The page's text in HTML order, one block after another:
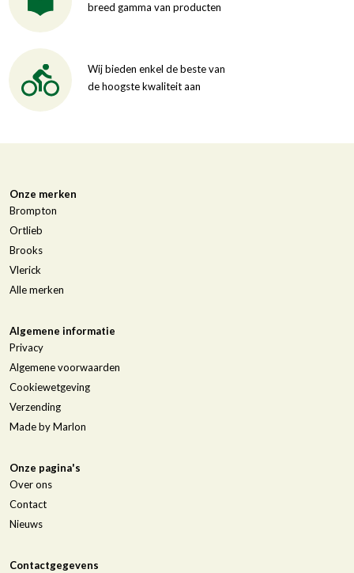
breed gamma van producten
Wij bieden enkel de beste van
de hoogste kwaliteit aan
Onze merken
Brompton
Ortlieb
Brooks
Vlerick
Alle merken
Algemene informatie
Privacy
Algemene voorwaarden
Cookiewetgeving
Verzending
Made by Marlon
Onze pagina's
Over ons
Contact
Nieuws
Contactgegevens